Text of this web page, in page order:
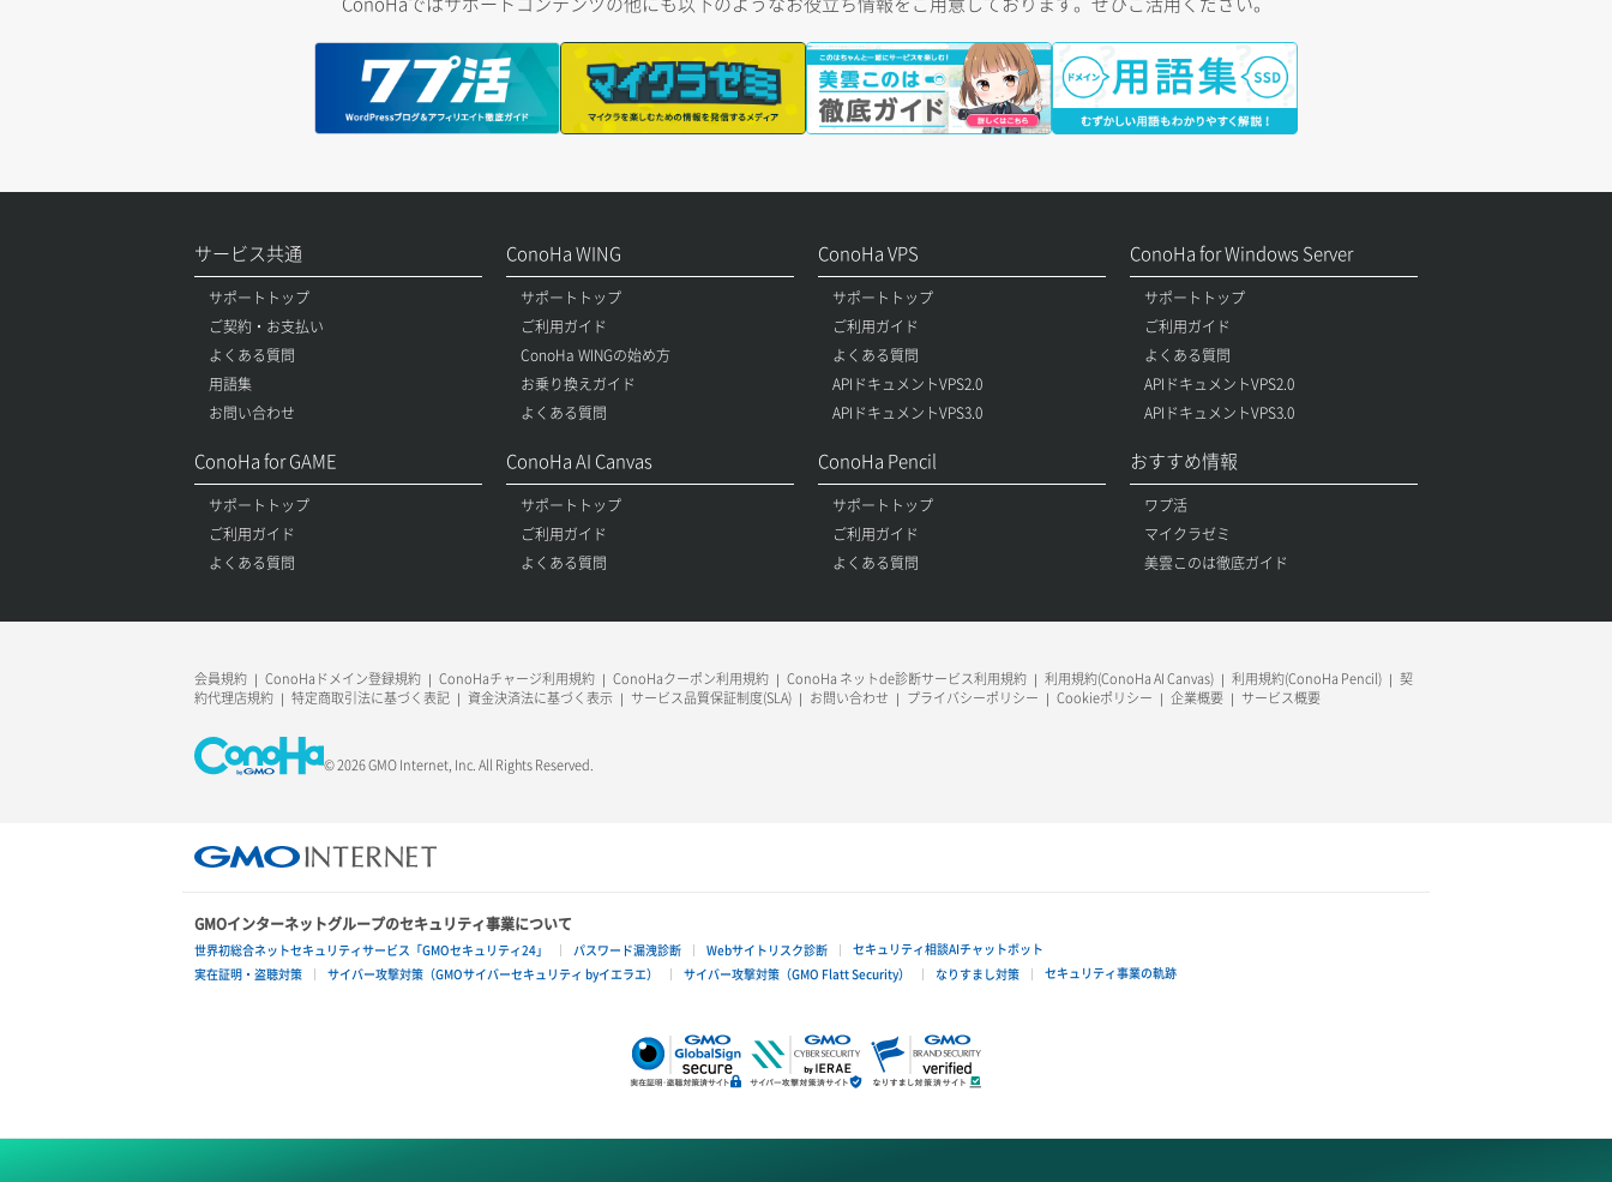
サービス共通
サポートトップ
ご契約・お支払い
よくある質問
用語集
お問い合わせ
ConoHa WING
サポートトップ
ご利用ガイド
ConoHa WINGの始め方
お乗り換えガイド
よくある質問
ConoHa VPS
サポートトップ
ご利用ガイド
よくある質問
APIドキュメントVPS2.0
APIドキュメントVPS3.0
ConoHa for Windows Server
サポートトップ
ご利用ガイド
よくある質問
APIドキュメントVPS2.0
APIドキュメントVPS3.0
ConoHa for GAME
サポートトップ
ご利用ガイド
よくある質問
ConoHa AI Canvas
サポートトップ
ご利用ガイド
よくある質問
ConoHa Pencil
サポートトップ
ご利用ガイド
よくある質問
おすすめ情報
ワプ活
マイクラゼミ
美雲このは徹底ガイド
会員規約 ConoHaドメイン登録規約 ConoHaチャージ利用規約 ConoHaクーポン利用規約 ConoHa ネットde診断サービス利用規約 利用規約(ConoHa AI Canvas) 利用規約(ConoHa Pencil)
契
約代理店規約
特定商取引法に基づく表記 資金決済法に基づく表示 サービス品質保証制度(SLA) お問い合わせ プライバシーポリシー Cookieポリシー 企業概要 サービス概要
© 2026 GMO Internet, Inc. All Rights Reserved.
GMOインターネットグループのセキュリティ事業について
世界初総合ネットセキュリティサービス「GMOセキュリティ24」 パスワード漏洩診断 Webサイトリスク診断
セキュリティ相談AIチャットボット
実在証明・盗聴対策
サイバー攻撃対策（GMOサイバーセキュリティ byイエラエ） サイバー攻撃対策（GMO Flatt Security） なりすまし対策 セキュリティ事業の軌跡